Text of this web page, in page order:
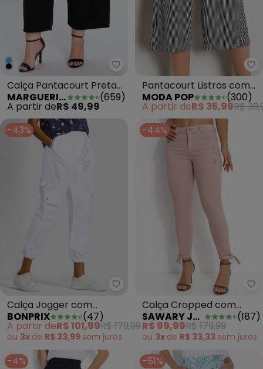
Marguerite - Calça Pantacourt
Calça Pantacourt Preta
com Bolsos Plus Size
MARGUERITE (659)
A partir deR$ 49,99
Pantacourt Listras com
Bolso Funcional
MODA POP (300)
A partir deR$ 35,99R$
-43%
bonprix - Calça Jogger com
Calça Jogger com
Amarração Branca
BONPRIX (47)
A partir deR$ 101,99R$ 179,99
ou 3x de R$ 33,99 sem juros
-44%
Calça Cropped com
Amarração Sawary Rosa
SAWARY JEANS (187)
R$ 99,99R$ 179,99
ou 3x de R$ 33,33 sem juros
-4% -51%